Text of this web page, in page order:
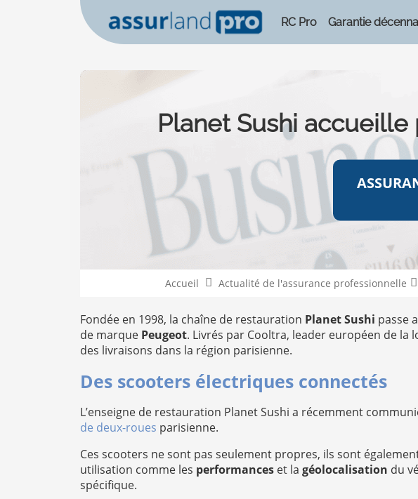
RC Pro Garantie
Planet Sushi
Accueil Actualité de l'assurance professionnelle
Fondée en 1998, la chaîne de restauration Planet Sushi passe
de marque Peugeot. Livrés par Cooltra, leader européen de
des livraisons dans la région parisienne.
Des scooters électriques connectés
L’enseigne de restauration Planet Sushi a récemment
de deux-roues parisienne.
Ces scooters ne sont pas seulement propres, ils sont
utilisation comme les performances et la géolocalisation du
spécifique.